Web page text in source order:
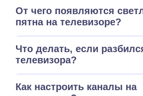
От чего появляются
пятна на телевизоре?
Что делать, если
телевизора?
Как настроить каналы на